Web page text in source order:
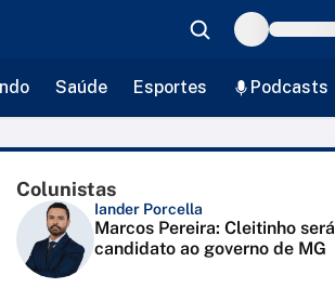
Saúde Esportes Podcasts
Colunistas
Iander Porcella
Marcos Pereira: Cleitinho será
candidato ao governo de MG